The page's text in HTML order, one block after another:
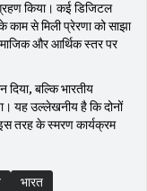
किया। कई डिजिटल
से मिली प्रेरणा को साझा
और आर्थिक स्तर पर
दिया, बल्कि भारतीय
यह उल्लेखनीय है कि दोनों
तरह के स्मरण कार्यक्रम
भारत